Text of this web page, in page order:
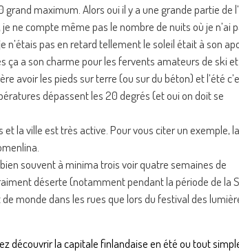
maximum. Alors oui il y a une grande partie de
ne compte même pas le nombre de nuits où je n’ai
pas en retard tellement le soleil était à son
ça a son charme pour les fervents amateurs de ski et
avoir les pieds sur terre (ou sur du béton) et l’été
dépassent les 20 degrés (et oui on doit se
la ville est très active. Pour vous citer un exemple, la
souvent à minima trois voir quatre semaines de
déserte (notamment pendant la période de la
monde dans les rues que lors du festival des
découvrir la capitale finlandaise en été ou tout